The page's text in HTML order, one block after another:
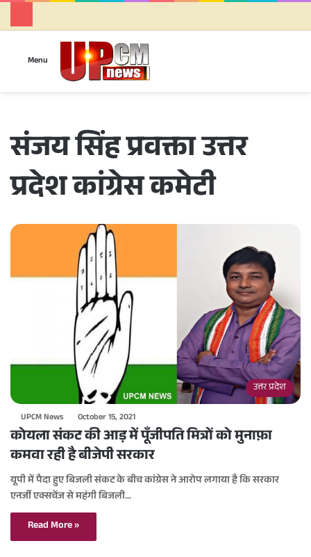
Menu
संजय सिंह प्रवक्ता उत्तर
प्रदेश कांग्रेस कमेटी
उत्तर प्रदेश
UPCM News October 15, 2021
कोयला संकट की आड़ में पूँजीपति मित्रों को मुनाफ़ा
कमवा रही है बीजेपी सरकार
यूपी में पैदा हुए बिजली संकट के बीच कांग्रेस ने आरोप लगाया है कि सरकार
एनर्जी एक्सचेंज से महंगी बिजली…
Read More »